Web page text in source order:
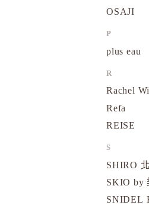
OSAJI
P
plus eau
R
Rachel
Refa
REISE
S
SHIRO
SKIO by
SNIDEL